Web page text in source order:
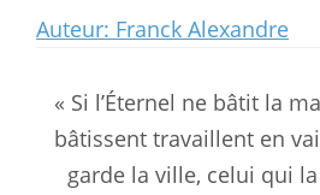
Auteur: Franck Alexandre
« Si l’Éternel ne bâtit la
bâtissent travaillent en
garde la ville, celui qui